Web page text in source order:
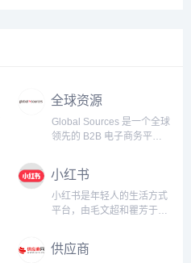
全球资源
Global Sources 是一个全球
领先的 B2B 电子商务平
购商，特别是在消费电子、
家居、服装、配件、礼品等
多个行业领域。该平台致力
于为全球企业提供跨境采购
与全球买家之间的重要交易
小红书
小红书是年轻人的生活方式
平台，由毛文超和瞿芳于
以“Inspire Lives 分享和发现
世界的精彩”为使命，用户可
供应商